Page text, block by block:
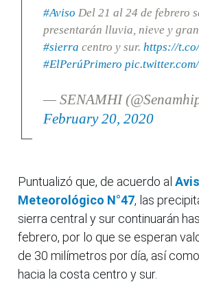
#Aviso Del 21 al 24 de febrero
presentarán lluvia, nieve y
#sierra centro y sur. https://
#ElPerúPrimero
— SENAMHI
February 20, 2020
Puntualizó que, de acuerdo al
Meteorológico N°47, las
sierra central y sur continuarán
febrero, por lo que se esperan
de 30 milímetros por día, así
hacia la costa centro y sur.